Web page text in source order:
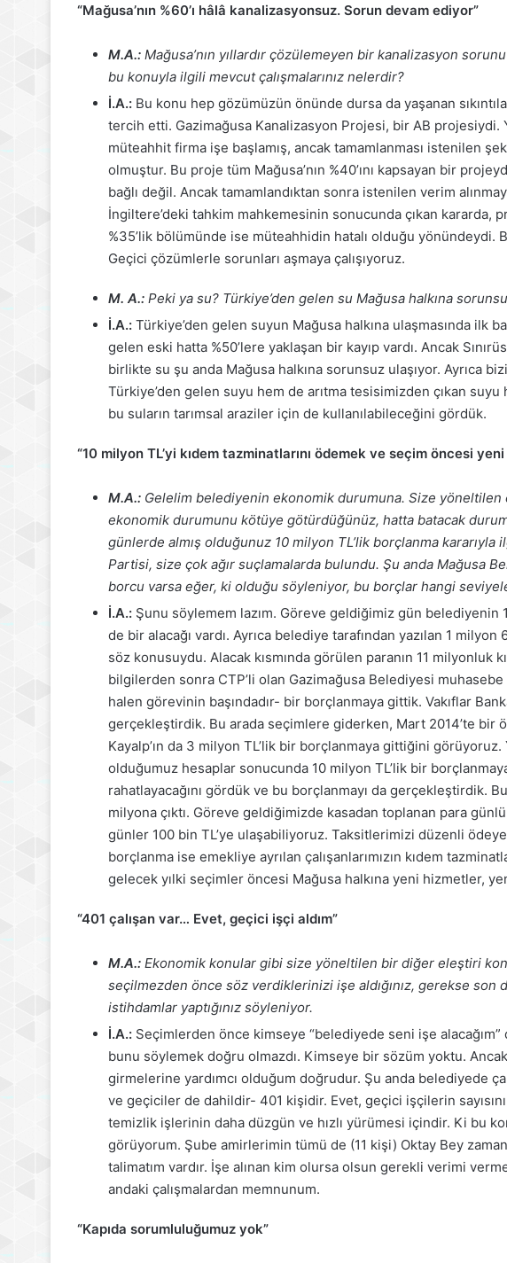
“Mağusa’nın %60’ı hâlâ kanalizasyonsuz. Sorun devam ediyor”
M.A.: Mağusa’nın yıllardır çözülemeyen bir kanalizasyon
bu konuyla ilgili mevcut çalışmalarınız nelerdir?
İ.A.: Bu konu hep gözümüzün önünde dursa da yaşanan
tercih etti. Gazimağusa Kanalizasyon Projesi, bir AB projesiydi.
müteahhit firma işe başlamış, ancak tamamlanması istenilen
olmuştur. Bu proje tüm Mağusa’nın %40’ını kapsayan bir
bağlı değil. Ancak tamamlandıktan sonra istenilen verim
İngiltere’deki tahkim mahkemesinin sonucunda çıkan kararda,
%35’lik bölümünde ise müteahhidin hatalı olduğu yönündeydi.
Geçici çözümlerle sorunları aşmaya çalışıyoruz.
M. A.: Peki ya su? Türkiye’den gelen su Mağusa halkına
İ.A.: Türkiye’den gelen suyun Mağusa halkına ulaşmasında ilk
gelen eski hatta %50’lere yaklaşan bir kayıp vardı. Ancak
birlikte su şu anda Mağusa halkına sorunsuz ulaşıyor. Ayrıca
Türkiye’den gelen suyu hem de arıtma tesisimizden çıkan suyu
bu suların tarımsal araziler için de kullanılabileceğini gördük.
“10 milyon TL’yi kıdem tazminatlarını ödemek ve seçim öncesi
M.A.: Gelelim belediyenin ekonomik durumuna. Size yöneltilen
ekonomik durumunu kötüye götürdüğünüz, hatta batacak
günlerde almış olduğunuz 10 milyon TL’lik borçlanma
Partisi, size çok ağır suçlamalarda bulundu. Şu anda Mağusa
borcu varsa eğer, ki olduğu söyleniyor, bu borçlar hangi
İ.A.: Şunu söylemem lazım. Göreve geldiğimiz gün belediyenin
de bir alacağı vardı. Ayrıca belediye tarafından yazılan 1
söz konusuydu. Alacak kısmında görülen paranın 11 milyonluk
bilgilerden sonra CTP’li olan Gazimağusa Belediyesi
halen görevinin başındadır- bir borçlanmaya gittik. Vakıflar
gerçekleştirdik. Bu arada seçimlere giderken, Mart 2014’te bir
Kayalp’ın da 3 milyon TL’lik bir borçlanmaya gittiğini görüyoruz.
olduğumuz hesaplar sonucunda 10 milyon TL’lik bir
rahatlayacağını gördük ve bu borçlanmayı da gerçekleştirdik.
milyona çıktı. Göreve geldiğimizde kasadan toplanan para
günler 100 bin TL’ye ulaşabiliyoruz. Taksitlerimizi düzenli
borçlanma ise emekliye ayrılan çalışanlarımızın kıdem
gelecek yılki seçimler öncesi Mağusa halkına yeni hizmetler,
“401 çalışan var… Evet, geçici işçi aldım”
M.A.: Ekonomik konular gibi size yöneltilen bir diğer eleştiri
seçilmezden önce söz verdiklerinizi işe aldığınız, gerekse
istihdamlar yaptığınız söyleniyor.
İ.A.: Seçimlerden önce kimseye “belediyede seni işe
bunu söylemek doğru olmazdı. Kimseye bir sözüm yoktu.
girmelerine yardımcı olduğum doğrudur. Şu anda belediyede
ve geçiciler de dahildir- 401 kişidir. Evet, geçici işçilerin sayısını
temizlik işlerinin daha düzgün ve hızlı yürümesi içindir. Ki bu
görüyorum. Şube amirlerimin tümü de (11 kişi) Oktay Bey
talimatım vardır. İşe alınan kim olursa olsun gerekli verimi
andaki çalışmalardan memnunum.
“Kapıda sorumluluğumuz yok”